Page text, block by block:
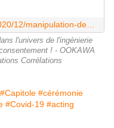
l'univers de l'ingénierie
! - OOKAWA
Corrélations
#Capitole #cérémonie
#Covid-19 #acting